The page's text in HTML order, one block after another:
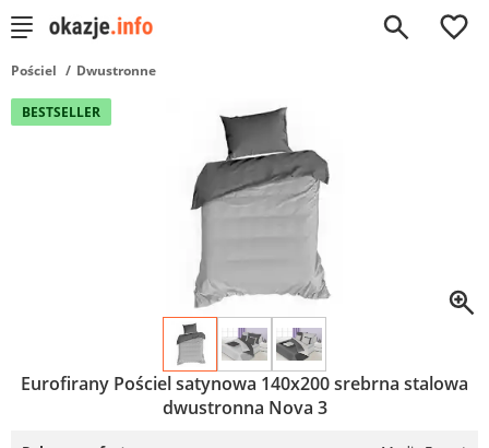
0
Pościel Dwustronne
BESTSELLER
Eurofirany Pościel satynowa 140x200 srebrna stalowa
dwustronna Nova 3